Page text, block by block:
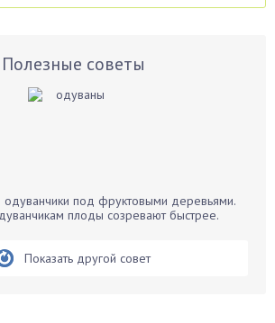
Полезные советы
одуванчики под фруктовыми деревьями.
плоды созревают быстрее.
Показать другой совет